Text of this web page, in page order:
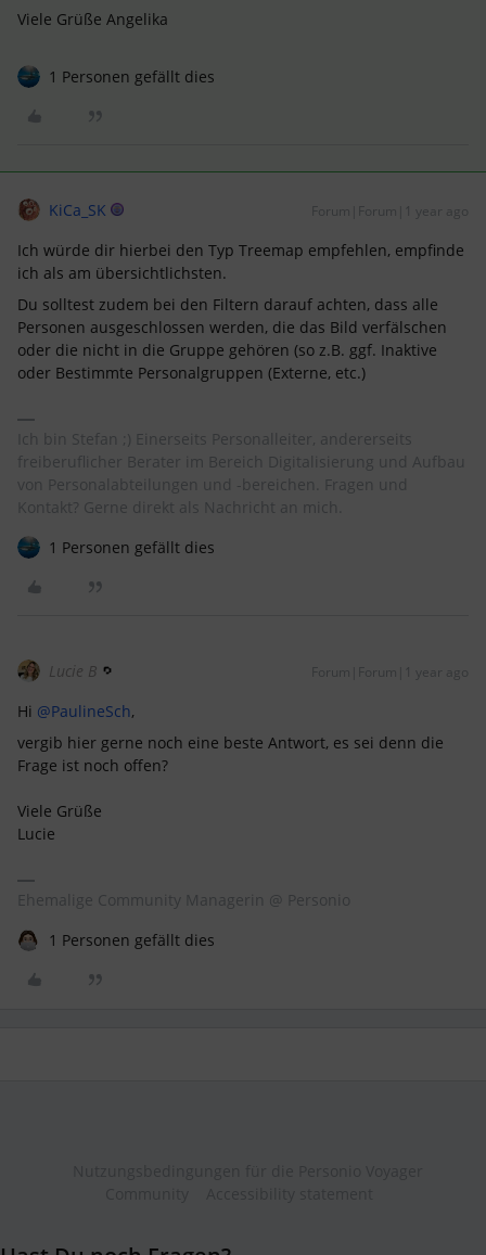
Viele Grüße Angelika
1 Personen gefällt dies
KiCa_SK Forum|Forum|1 year ago
Ich würde dir hierbei den Typ Treemap empfehlen, empfinde
ich als am übersichtlichsten.
Du solltest zudem bei den Filtern darauf achten, dass alle
Personen ausgeschlossen werden, die das Bild verfälschen
oder die nicht in die Gruppe gehören (so z.B. ggf. Inaktive
oder Bestimmte Personalgruppen (Externe, etc.)
Ich bin Stefan ;) Einerseits Personalleiter, andererseits
freiberuflicher Berater im Bereich Digitalisierung und Aufbau
von Personalabteilungen und -bereichen. Fragen und
Kontakt? Gerne direkt als Nachricht an mich.
1 Personen gefällt dies
Lucie B Forum|Forum|1 year ago
Hi ​ @PaulineSch,
vergib hier gerne noch eine beste Antwort, es sei denn die
Frage ist noch offen?
Viele Grüße
Lucie
Ehemalige Community Managerin @ Personio
1 Personen gefällt dies